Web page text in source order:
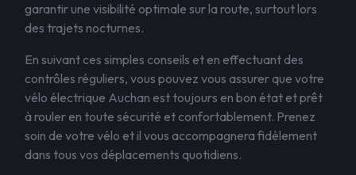
garantir une visibilité optimale sur la route, surtout lors
des trajets nocturnes.
En suivant ces simples conseils et en effectuant des
contrôles réguliers, vous pouvez vous assurer que votre
vélo électrique Auchan est toujours en bon état et prêt
à rouler en toute sécurité et confortablement. Prenez
soin de votre vélo et il vous accompagnera fidèlement
dans tous vos déplacements quotidiens.